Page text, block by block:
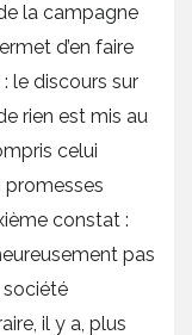
la campagne
d’en faire
le discours sur
rien est mis au
celui
constat :
pas
il y a, plus